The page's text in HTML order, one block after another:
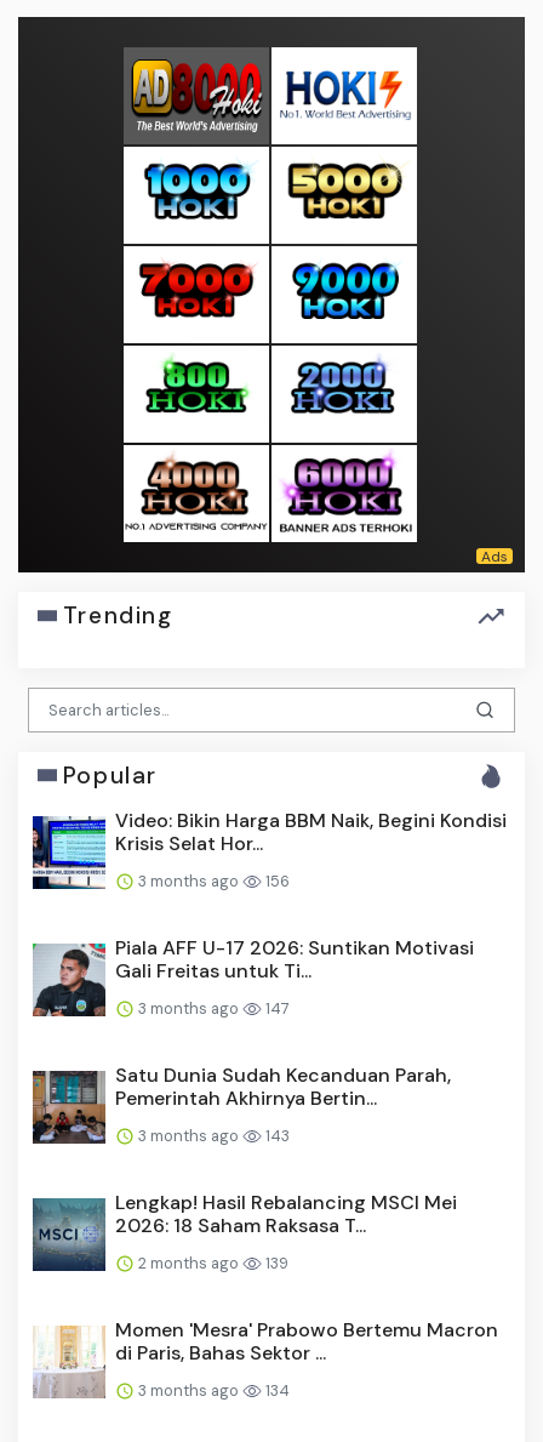
Trending
Popular
Video: Bikin Harga BBM Naik, Begini Kondisi
Krisis Selat Hor...
3 months ago 156
Piala AFF U-17 2026: Suntikan Motivasi
Gali Freitas untuk Ti...
3 months ago 147
Satu Dunia Sudah Kecanduan Parah,
Pemerintah Akhirnya Bertin...
3 months ago 143
Lengkap! Hasil Rebalancing MSCI Mei
2026: 18 Saham Raksasa T...
2 months ago 139
Momen 'Mesra' Prabowo Bertemu Macron
di Paris, Bahas Sektor ...
3 months ago 134